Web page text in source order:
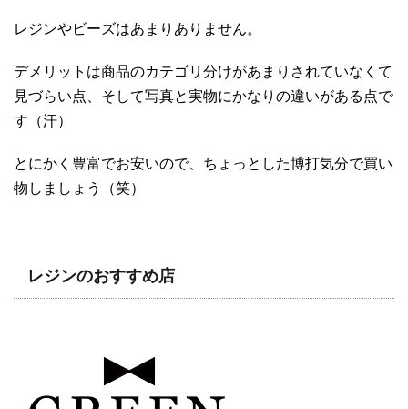
レジンやビーズはあまりありません。
デメリットは商品のカテゴリ分けがあまりされていなくて
見づらい点、そして写真と実物にかなりの違いがある点で
す（汗）
とにかく豊富でお安いので、ちょっとした博打気分で買い
物しましょう（笑）
レジンのおすすめ店